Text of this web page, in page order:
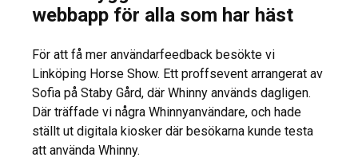
webbapp för alla som har häst
För att få mer användarfeedback besökte vi
Linköping Horse Show. Ett proffsevent arrangerat av
Sofia på Staby Gård, där Whinny används dagligen.
Där träffade vi några Whinnyanvändare, och hade
ställt ut digitala kiosker där besökarna kunde testa
att använda Whinny.